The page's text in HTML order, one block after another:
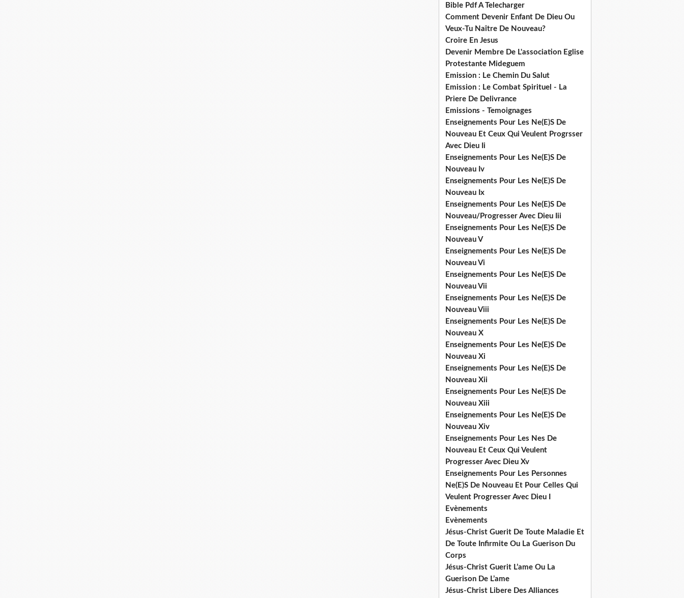
Bible Pdf A Telecharger
Comment Devenir Enfant De Dieu Ou
Veux-Tu Naître De Nouveau?
Croire En Jesus
Devenir Membre De L'association Eglise
Protestante Mideguem
Emission : Le Chemin Du Salut
Emission : Le Combat Spirituel - La
Priere De Delivrance
Emissions - Temoignages
Enseignements Pour Les Ne(E)S De
Nouveau Et Ceux Qui Veulent Progrsser
Avec Dieu Ii
Enseignements Pour Les Ne(E)S De
Nouveau Iv
Enseignements Pour Les Ne(E)S De
Nouveau Ix
Enseignements Pour Les Ne(E)S De
Nouveau/Progresser Avec Dieu Iii
Enseignements Pour Les Ne(E)S De
Nouveau V
Enseignements Pour Les Ne(E)S De
Nouveau Vi
Enseignements Pour Les Ne(E)S De
Nouveau Vii
Enseignements Pour Les Ne(E)S De
Nouveau Viii
Enseignements Pour Les Ne(E)S De
Nouveau X
Enseignements Pour Les Ne(E)S De
Nouveau Xi
Enseignements Pour Les Ne(E)S De
Nouveau Xii
Enseignements Pour Les Ne(E)S De
Nouveau Xiii
Enseignements Pour Les Ne(E)S De
Nouveau Xiv
Enseignements Pour Les Nes De
Nouveau Et Ceux Qui Veulent
Progresser Avec Dieu Xv
Enseignements Pour Les Personnes
Ne(E)S De Nouveau Et Pour Celles Qui
Veulent Progresser Avec Dieu I
Evènements
Evènements
Jésus-Christ Guerit De Toute Maladie Et
De Toute Infirmite Ou La Guerison Du
Corps
Jésus-Christ Guerit L’ame Ou La
Guerison De L’ame
Jésus-Christ Libere Des Alliances